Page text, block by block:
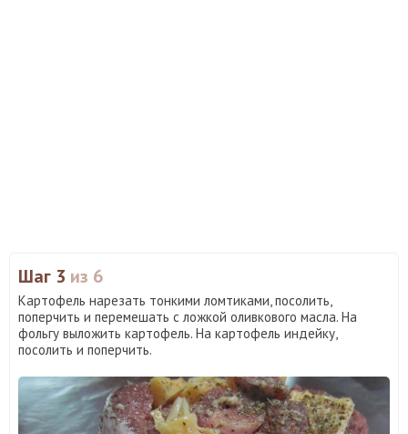
Шаг 3 из 6
Картофель нарезать тонкими ломтиками, посолить,
поперчить и перемешать с ложкой оливкового масла. На
фольгу выложить картофель. На картофель индейку,
посолить и поперчить.